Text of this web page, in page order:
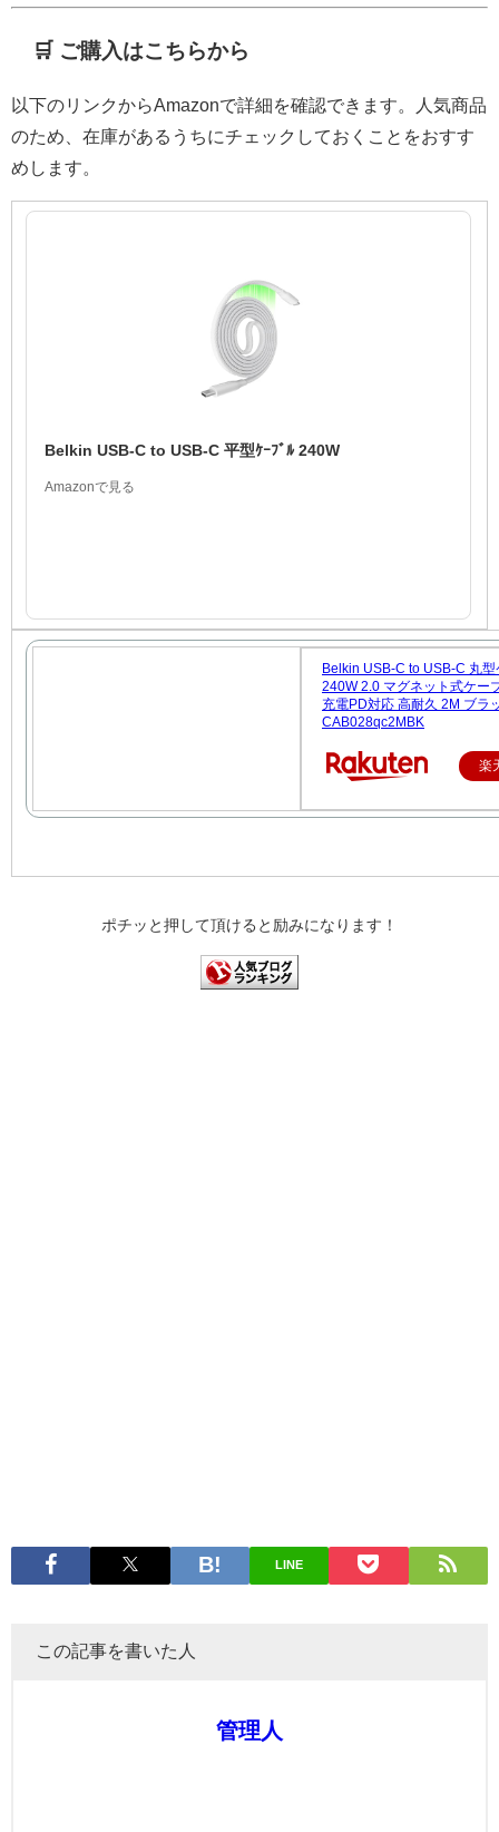
🛒 ご購入はこちらから
以下のリンクからAmazonで詳細を確認できます。人気商品
のため、在庫があるうちにチェックしておくことをおすす
めします。
Belkin USB-C to USB-C 平型ｹｰﾌﾞﾙ 240W
Amazonで見る
Belkin USB-C to USB-C 丸型
240W 2.0 マグネット式ケー
充電PD対応 高耐久 2M ブラ
CAB028qc2MBK
楽
ポチッと押して頂けると励みになります！
LINE
この記事を書いた人
管理人